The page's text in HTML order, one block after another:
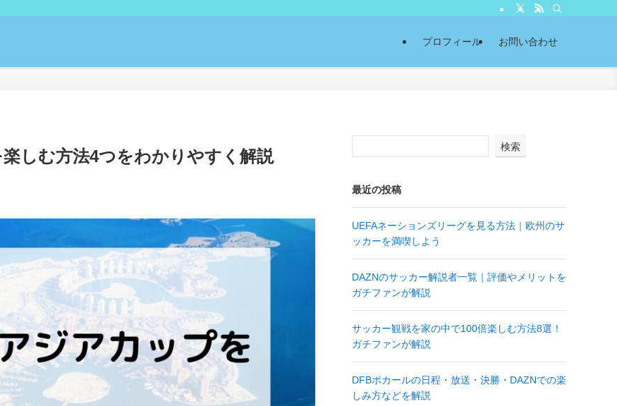
プロフィール お問い合わせ
しむ方法4つをわかりやすく解説 検索
最近の投稿
UEFAネーションズリーグを見る方法｜欧州のサ
ッカーを満喫しよう
DAZNのサッカー解説者一覧｜評価やメリットを
ガチファンが解説
サッカー観戦を家の中で100倍楽しむ方法8選！
ガチファンが解説
DFBポカールの日程・放送・決勝・DAZNでの楽
しみ方などを解説